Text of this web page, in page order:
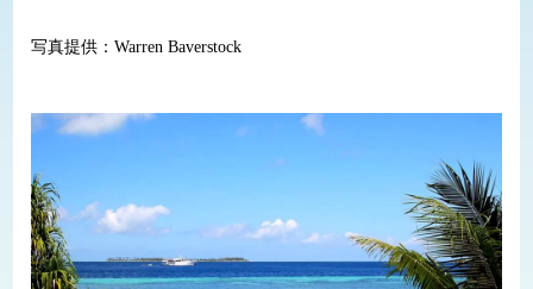
写真提供：Warren Baverstock